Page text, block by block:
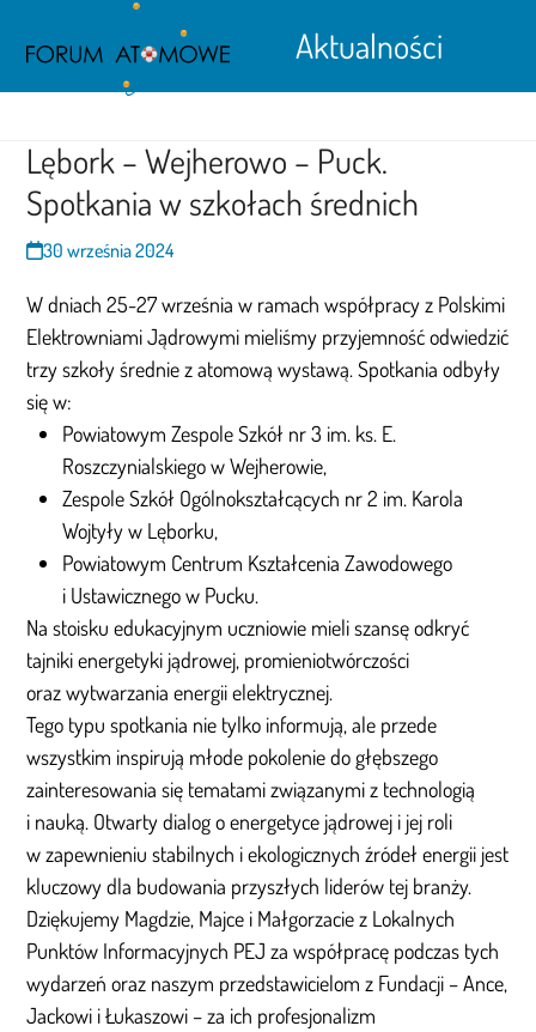
contentmobile
menu
mobile
menu
Aktualności
Lębork – Wejherowo – Puck.
Spotkania w szkołach średnich
30 września 2024
W dniach 25-27 września w ramach współpracy z Polskimi
Elektrowniami Jądrowymi mieliśmy przyjemność odwiedzić
trzy szkoły średnie z atomową wystawą. Spotkania odbyły
się w:
Powiatowym Zespole Szkół nr 3 im. ks. E.
Roszczynialskiego w Wejherowie,
Zespole Szkół Ogólnokształcących nr 2 im. Karola
Wojtyły w Lęborku,
Powiatowym Centrum Kształcenia Zawodowego
i Ustawicznego w Pucku.
Na stoisku edukacyjnym uczniowie mieli szansę odkryć
tajniki energetyki jądrowej, promieniotwórczości
oraz wytwarzania energii elektrycznej.
Tego typu spotkania nie tylko informują, ale przede
wszystkim inspirują młode pokolenie do głębszego
zainteresowania się tematami związanymi z technologią
i nauką. Otwarty dialog o energetyce jądrowej i jej roli
w zapewnieniu stabilnych i ekologicznych źródeł energii jest
kluczowy dla budowania przyszłych liderów tej branży.
Dziękujemy Magdzie, Majce i Małgorzacie z Lokalnych
Punktów Informacyjnych PEJ za współpracę podczas tych
wydarzeń oraz naszym przedstawicielom z Fundacji – Ance,
Jackowi i Łukaszowi – za ich profesjonalizm